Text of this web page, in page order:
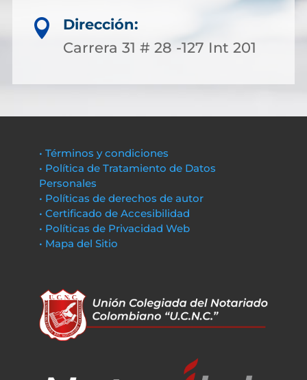

Dirección:
Carrera 31 # 28 -127 Int 201
• Términos y condiciones
• Política de Tratamiento de Datos
Personales
• Políticas de derechos de autor
• Certificado de Accesibilidad
• Políticas de Privacidad Web
• Mapa del Sitio